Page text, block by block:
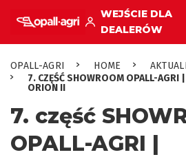
WEJŚCIE DLA
DEALERÓW
OPALL-AGRI HOME
7. CZĘŚĆ SHOWROOM OPALL-AGRI
ORION II
7. część
OPALL-AGRI |